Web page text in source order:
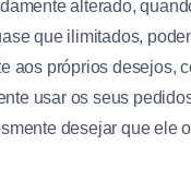
alterado,
que ilimitados,
aos próprios desejos,
usar os seus
desejar que ele